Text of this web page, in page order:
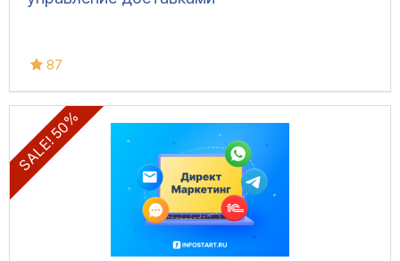
87
SALE! 50%